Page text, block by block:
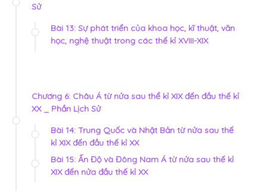
Sử
Bài 13: Sự phát triển của khoa học, kĩ thuật, văn
học, nghệ thuật trong các thế kỉ XVIII-XIX
Chương 6: Châu Á từ nửa sau thể kỉ XIX đến đầu thế kỉ
XX _ Phần Lịch Sử
Bài 14: Trung Quốc và Nhật Bản từ nửa sau thế
kỉ XIX đến đầu thế kỉ XX
Bài 15: Ấn Độ và Đông Nam Á từ nửa sau thế kỉ
XIX đến nửa đầu thế kỉ XX